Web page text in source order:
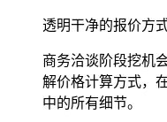
透明干净的报价方
商务洽谈阶段挖机
解价格计算方式，
中的所有细节。